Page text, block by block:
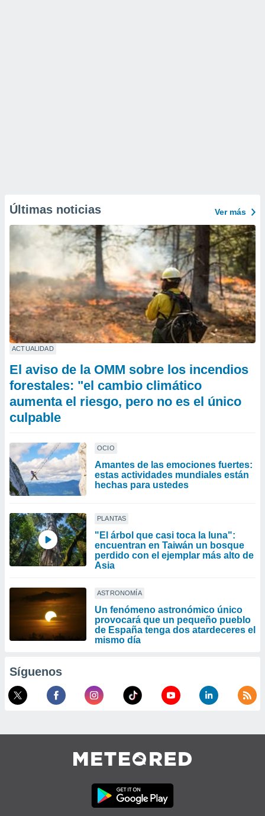
Últimas noticias Ver más
ACTUALIDAD
El aviso de la OMM sobre los incendios
forestales: "el cambio climático
aumenta el riesgo, pero no es el único
culpable
OCIO
Amantes de las emociones fuertes:
estas actividades mundiales están
hechas para ustedes
PLANTAS
"El árbol que casi toca la luna":
encuentran en Taiwán un bosque
perdido con el ejemplar más alto de
Asia
ASTRONOMÍA
Un fenómeno astronómico único
provocará que un pequeño pueblo
de España tenga dos atardeceres el
mismo día
Síguenos